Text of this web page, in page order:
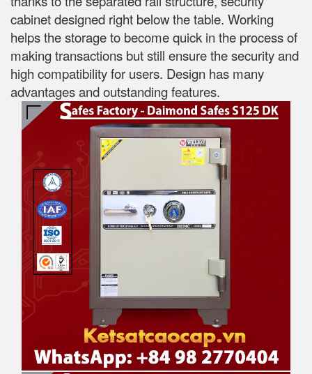
cabinet designed right below the table. Working
helps the storage to become quick in the process of
making transactions but still ensure the security and
high compatibility for users. Design has many
advantages and outstanding features.